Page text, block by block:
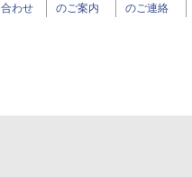
合わせ
のご案内
のご連絡